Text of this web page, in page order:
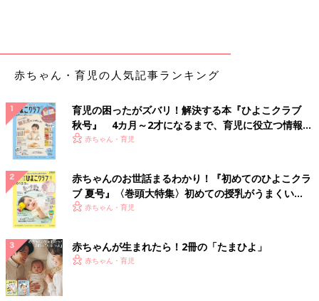
赤ちゃん・育児の人気記事ランキング
育児の困ったがズバリ！解決する本『ひよこクラブ
秋号』 4カ月～2才になるまで、育児に役立つ情報が
いっぱい！
赤ちゃん・育児
赤ちゃんのお世話まるわかり！『初めてのひよこクラ
ブ 夏号』〈巻頭大特集〉初めての授乳がうまくい
く！ おっぱい・ミルクの基本と夏のトラブル 解決テ
赤ちゃん・育児
赤ちゃんが生まれたら！2冊の「たまひよ」
赤ちゃん・育児